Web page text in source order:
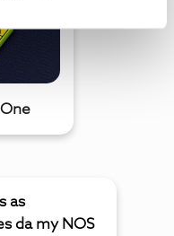
as
da my NOS